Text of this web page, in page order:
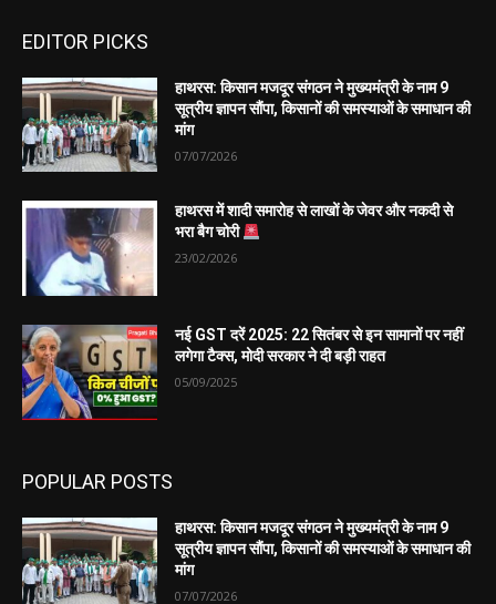
EDITOR PICKS
हाथरस: किसान मजदूर संगठन ने मुख्यमंत्री के नाम 9
सूत्रीय ज्ञापन सौंपा, किसानों की समस्याओं के समाधान की
मांग
07/07/2026
हाथरस में शादी समारोह से लाखों के जेवर और नकदी से
भरा बैग चोरी
23/02/2026
नई GST दरें 2025: 22 सितंबर से इन सामानों पर नहीं
लगेगा टैक्स, मोदी सरकार ने दी बड़ी राहत
05/09/2025
POPULAR POSTS
हाथरस: किसान मजदूर संगठन ने मुख्यमंत्री के नाम 9
सूत्रीय ज्ञापन सौंपा, किसानों की समस्याओं के समाधान की
मांग
07/07/2026